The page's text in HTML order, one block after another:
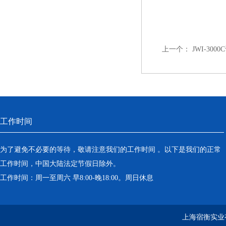
上一个： JWI-
工作时间
为了避免不必要的等待，敬请注意我们的工作时间 。以下是我们的正常
工作时间，中国大陆法定节假日除外。
工作时间：周一至周六 早8:00-晚18:00。周日休息
上海宿衡实